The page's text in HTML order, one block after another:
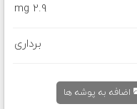
2.9 mg
برداری
اضافه به پوشه ها